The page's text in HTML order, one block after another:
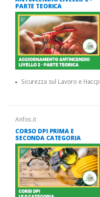
PARTE TEORICA
Sicurezza sul Lavoro e Haccp
Anfos.it
CORSO DPI PRIMA E
SECONDA CATEGORIA